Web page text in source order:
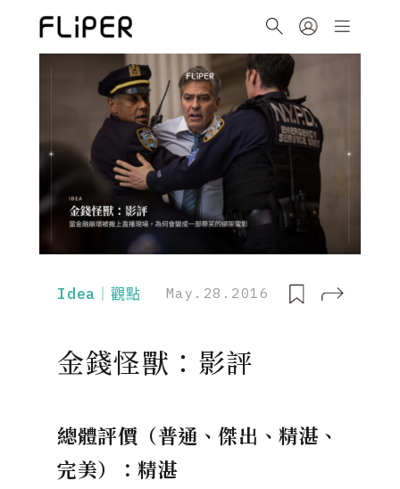
Idea｜觀點 May.28.2016
金錢怪獸：影評
總體評價（普通、傑出、精湛、
完美）：精湛